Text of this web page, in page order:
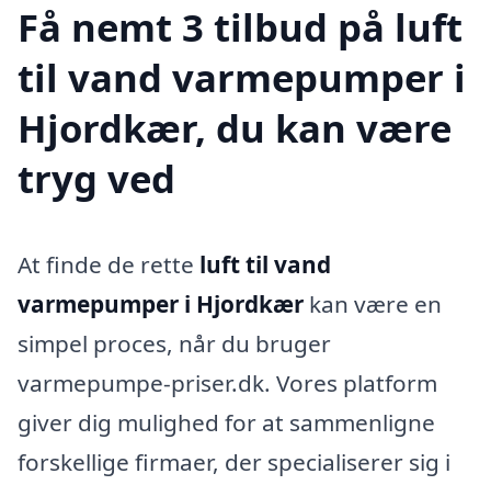
Få nemt 3 tilbud på luft
til vand varmepumper i
Hjordkær, du kan være
tryg ved
At finde de rette luft til vand
varmepumper i Hjordkær kan være en
simpel proces, når du bruger
varmepumpe-priser.dk. Vores platform
giver dig mulighed for at sammenligne
forskellige firmaer, der specialiserer sig i